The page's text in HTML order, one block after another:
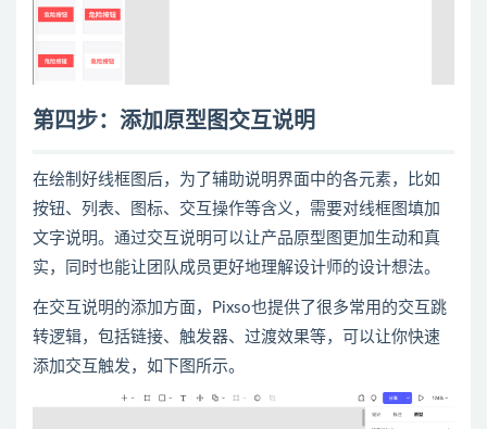
第四步：添加原型图交互说明
在绘制好线框图后，为了辅助说明界面中的各元素，比如
按钮、列表、图标、交互操作等含义，需要对线框图填加
文字说明。通过交互说明可以让产品原型图更加生动和真
实，同时也能让团队成员更好地理解设计师的设计想法。
在交互说明的添加方面，Pixso也提供了很多常用的交互跳
转逻辑，包括链接、触发器、过渡效果等，可以让你快速
添加交互触发，如下图所示。